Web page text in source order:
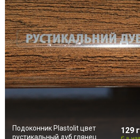
Подоконник Plastolit цвет
рустикальный дуб глянец
129